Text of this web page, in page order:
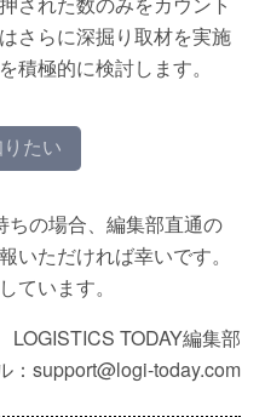
さらに深掘り取材を実施
積極的に検討します。
りたい
の場合、編集部直通の
いただければ幸いです。
ています。
LOGISTICS TODAY編集部
：support@logi-today.com